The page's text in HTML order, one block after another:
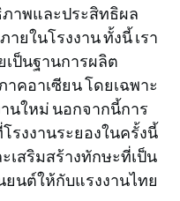
ภาพและประสิทธิผล
ยในโรงงาน ทั้งนี้ เรา
เป็นฐานการผลิต
คอาเซียน โดยเฉพาะ
นใหม่ นอกจากนี้การ
รงงานระยองในครั้งนี้
เสริมสร้างทักษะที่เป็น
นต์ให้กับแรงงานไทย